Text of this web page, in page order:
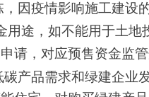
因疫情影响施工建设
途，如不能用于土地
请，对应预售资金监
碳产品需求和绿建企业